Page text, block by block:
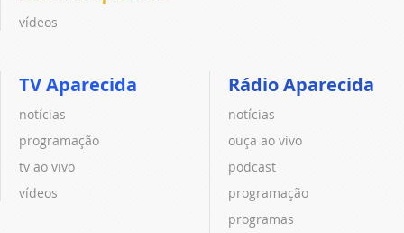
vídeos
TV Aparecida
notícias
programação
tv ao vivo
vídeos
Rádio Aparecida
notícias
ouça ao vivo
podcast
programação
programas